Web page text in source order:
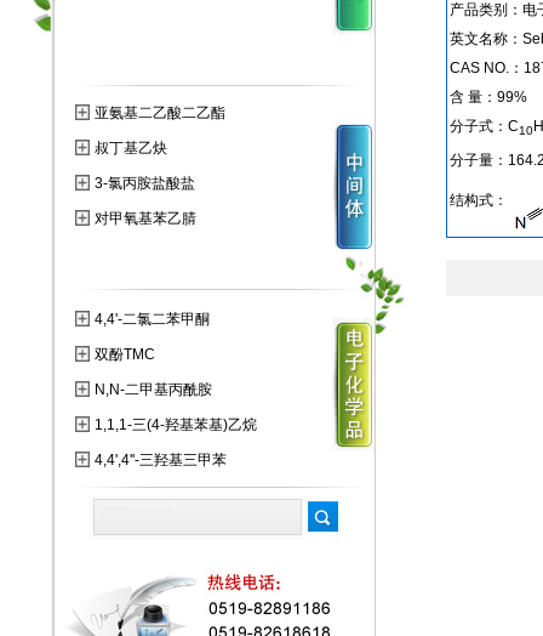
亚氨基二乙酸二乙酯
叔丁基乙炔
3-氯丙胺盐酸盐
对甲氧基苯乙腈
4,4'-二氯二苯甲酮
双酚TMC
N,N-二甲基丙酰胺
1,1,1-三(4-羟基苯基)乙烷
4,4',4''-三羟基三甲苯
产品类别：电
英文名称：
CAS NO.：
含 量：99%
分子式：C10H
分子量：
结构式：